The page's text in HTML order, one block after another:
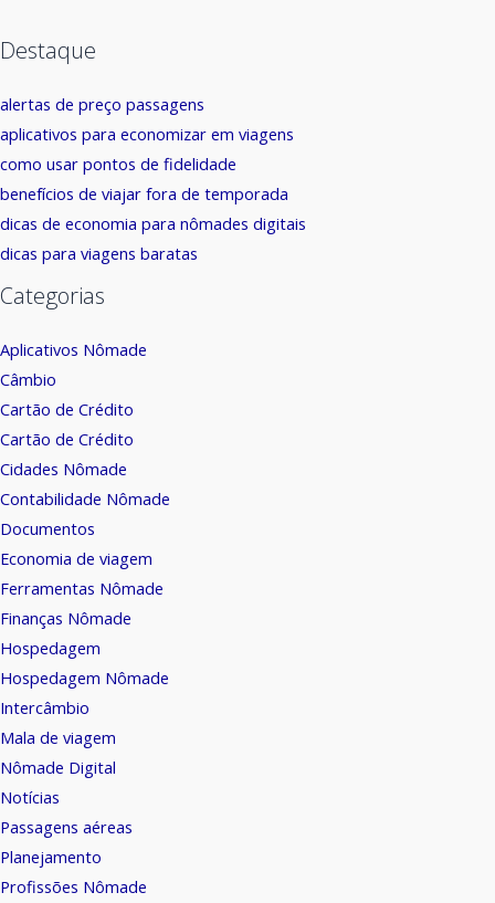
Destaque
alertas de preço passagens
aplicativos para economizar em viagens
como usar pontos de fidelidade
benefícios de viajar fora de temporada
dicas de economia para nômades digitais
dicas para viagens baratas
Categorias
Aplicativos Nômade
Câmbio
Cartão de Crédito
Cartão de Crédito
Cidades Nômade
Contabilidade Nômade
Documentos
Economia de viagem
Ferramentas Nômade
Finanças Nômade
Hospedagem
Hospedagem Nômade
Intercâmbio
Mala de viagem
Nômade Digital
Notícias
Passagens aéreas
Planejamento
Profissões Nômade